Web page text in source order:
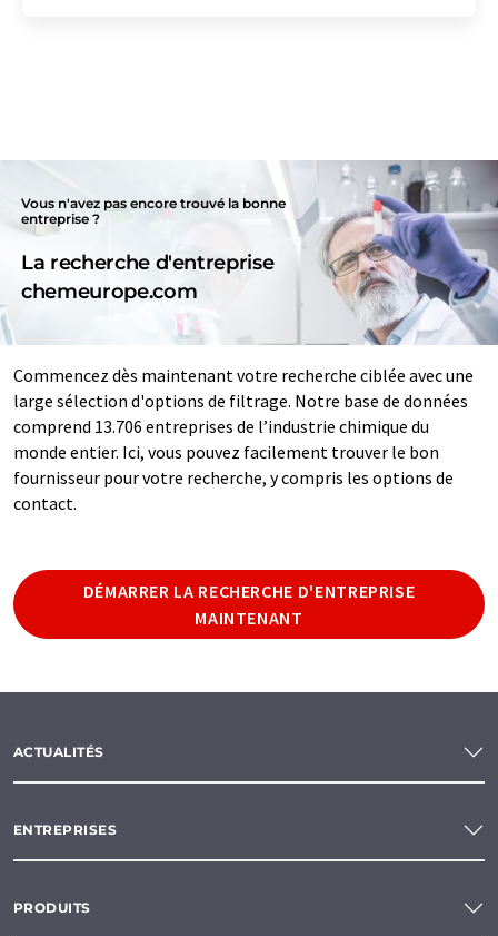
Vous n'avez pas encore trouvé la bonne
entreprise ?
La recherche d'entreprise
chemeurope.com
Commencez dès maintenant votre recherche ciblée avec une
large sélection d'options de filtrage. Notre base de données
comprend 13.706 entreprises de l’industrie chimique du
monde entier. Ici, vous pouvez facilement trouver le bon
fournisseur pour votre recherche, y compris les options de
contact.
DÉMARRER LA RECHERCHE D'ENTREPRISE
MAINTENANT
ACTUALITÉS
ENTREPRISES
PRODUITS